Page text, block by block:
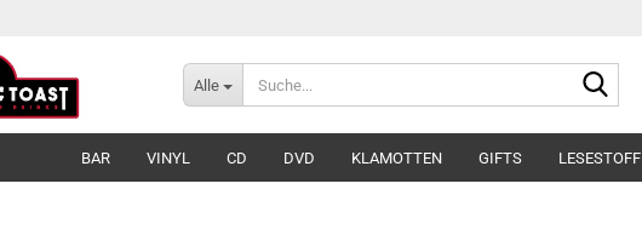
Alle
BAR VINYL CD DVD KLAMOTTEN GIFTS LESESTOFF